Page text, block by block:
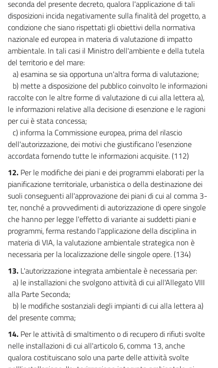
97
98
99
TUTELA QUALITATIVA DELLA RISORSA: DISCIPLINA DEGLI SCARICHI
100
101
102
103
104
105
106
107
108
CAPO IV
ULTERIORI MISURE PER LA TUTELA DEI CORPI IDRICI
109
110
111
112
113
114
115
116
TITOLO IV
seconda del presente decreto, qualora l'applicazione di tali
disposizioni incida negativamente sulla finalità del progetto, a
condizione che siano rispettati gli obiettivi della normativa
nazionale ed europea in materia di valutazione di impatto
ambientale. In tali casi il Ministro dell'ambiente e della tutela
del territorio e del mare:
a) esamina se sia opportuna un'altra forma di valutazione;
b) mette a disposizione del pubblico coinvolto le informazioni
raccolte con le altre forme di valutazione di cui alla lettera a),
le informazioni relative alla decisione di esenzione e le ragioni
per cui è stata concessa;
c) informa la Commissione europea, prima del rilascio
dell'autorizzazione, dei motivi che giustificano l'esenzione
accordata fornendo tutte le informazioni acquisite. (112)
12. Per le modifiche dei piani e dei programmi elaborati per la
pianificazione territoriale, urbanistica o della destinazione dei
suoli conseguenti all'approvazione dei piani di cui al comma 3-
ter, nonché a provvedimenti di autorizzazione di opere singole
che hanno per legge l'effetto di variante ai suddetti piani e
programmi, ferma restando l'applicazione della disciplina in
materia di VIA, la valutazione ambientale strategica non è
necessaria per la localizzazione delle singole opere. (134)
13. L'autorizzazione integrata ambientale è necessaria per:
a) le installazioni che svolgono attività di cui all'Allegato VIII
alla Parte Seconda;
b) le modifiche sostanziali degli impianti di cui alla lettera a)
del presente comma;
14. Per le attività di smaltimento o di recupero di rifiuti svolte
nelle installazioni di cui all'articolo 6, comma 13, anche
qualora costituiscano solo una parte delle attività svolte